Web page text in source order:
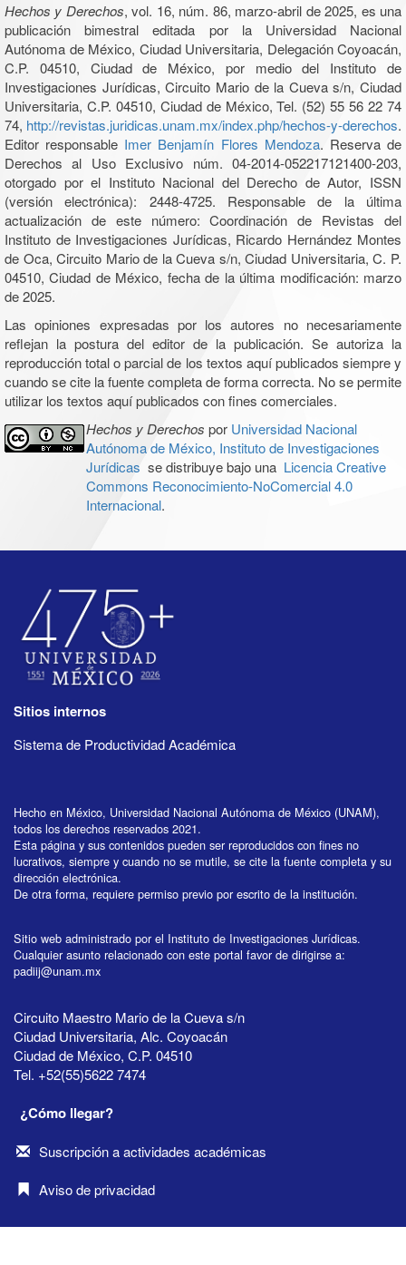
Hechos y Derechos, vol. 16, núm. 86, marzo-abril de 2025, es una
publicación bimestral editada por la Universidad Nacional
Autónoma de México, Ciudad Universitaria, Delegación Coyoacán,
C.P. 04510, Ciudad de México, por medio del Instituto de
Investigaciones Jurídicas, Circuito Mario de la Cueva s/n, Ciudad
Universitaria, C.P. 04510, Ciudad de México, Tel. (52) 55 56 22 74
74, http://revistas.juridicas.unam.mx/index.php/hechos-y-derechos.
Editor responsable Imer Benjamín Flores Mendoza. Reserva de
Derechos al Uso Exclusivo núm. 04-2014-052217121400-203,
otorgado por el Instituto Nacional del Derecho de Autor, ISSN
(versión electrónica): 2448-4725. Responsable de la última
actualización de este número: Coordinación de Revistas del
Instituto de Investigaciones Jurídicas, Ricardo Hernández Montes
de Oca, Circuito Mario de la Cueva s/n, Ciudad Universitaria, C. P.
04510, Ciudad de México, fecha de la última modificación: marzo
de 2025.
Las opiniones expresadas por los autores no necesariamente
reflejan la postura del editor de la publicación. Se autoriza la
reproducción total o parcial de los textos aquí publicados siempre y
cuando se cite la fuente completa de forma correcta. No se permite
utilizar los textos aquí publicados con fines comerciales.
Hechos y Derechos por Universidad Nacional
Autónoma de México, Instituto de Investigaciones
Jurídicas se distribuye bajo una Licencia Creative
Commons Reconocimiento-NoComercial 4.0
Internacional.
Sitios internos
Sistema de Productividad Académica
Hecho en México, Universidad Nacional Autónoma de México (UNAM),
todos los derechos reservados 2021.
Esta página y sus contenidos pueden ser reproducidos con fines no
lucrativos, siempre y cuando no se mutile, se cite la fuente completa y su
dirección electrónica.
De otra forma, requiere permiso previo por escrito de la institución.
Sitio web administrado por el Instituto de Investigaciones Jurídicas.
Cualquier asunto relacionado con este portal favor de dirigirse a:
padiij@unam.mx
Circuito Maestro Mario de la Cueva s/n
Ciudad Universitaria, Alc. Coyoacán
Ciudad de México, C.P. 04510
Tel. +52(55)5622 7474
¿Cómo llegar?
Suscripción a actividades académicas
Aviso de privacidad